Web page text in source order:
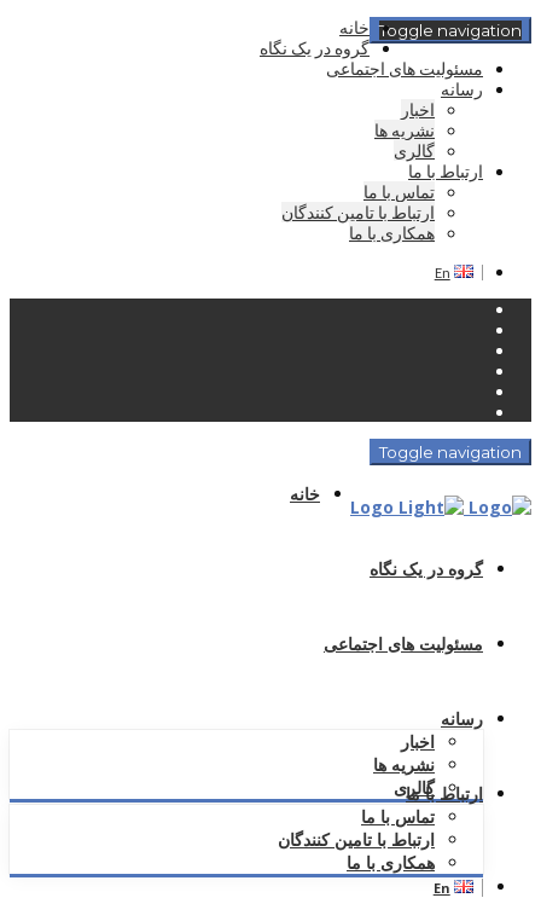
Toggle navigation خانه
گروه در یک نگاه
مسئولیت های اجتماعی
رسانه
اخبار
نشریه ها
گالری
ارتباط با ما
تماس با ما
ارتباط با تامین کنندگان
همکاری با ما
En
Toggle navigation
خانه
گروه در یک نگاه
مسئولیت های اجتماعی
رسانه
اخبار
نشریه ها
گالری
ارتباط با ما
تماس با ما
ارتباط با تامین کنندگان
همکاری با ما
En